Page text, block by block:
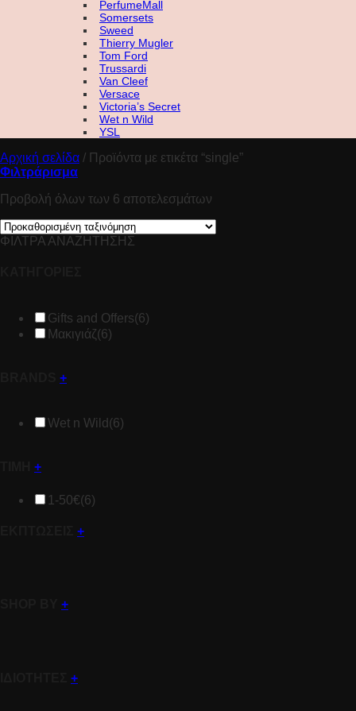
PerfumeMall
Somersets
Sweed
Thierry Mugler
Tom Ford
Trussardi
Van Cleef
Versace
Victoria’s Secret
Wet n Wild
YSL
Αρχική σελίδα / Προϊόντα με ετικέτα “single”
Φιλτράρισμα
Προβολή όλων των 6 αποτελεσμάτων
ΦΙΛΤΡΑ ΑΝΑΖΗΤΗΣΗΣ
Gifts and Offers(6)
Μακιγιάζ(6)
+
Wet n Wild (6)
+
1-50€(6)
+
+
+